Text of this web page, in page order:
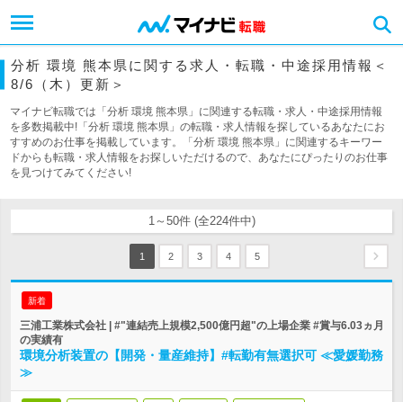
分析 環境 熊本県に関する求人・転職・中途採用情報＜
8/6（木）更新＞
マイナビ転職では「分析 環境 熊本県」に関連する転職・求人・中途採用情報
を多数掲載中!「分析 環境 熊本県」の転職・求人情報を探しているあなたにお
すすめのお仕事を掲載しています。「分析 環境 熊本県」に関連するキーワー
ドからも転職・求人情報をお探しいただけるので、あなたにぴったりのお仕事
を見つけてみてください!
1～50件 (全224件中)
1 2 3 4 5
新着
三浦工業株式会社 | #"連結売上規模2,500億円超"の上場企業 #賞与6.03ヵ月
の実績有
環境分析装置の【開発・量産維持】#転勤有無選択可 ≪愛媛勤務
≫